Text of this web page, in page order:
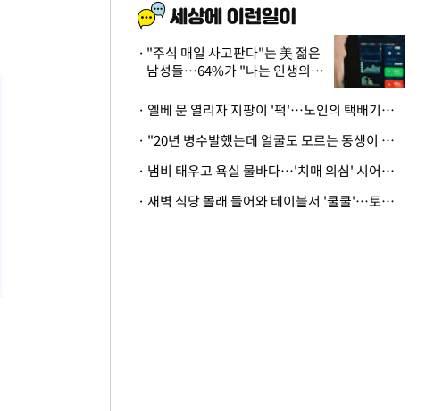
"주식 매일 사고판다"는 美 젊은
남성들…64%가 "나는 인생의
· 엘베 문 열리자 지팡이 '퍽'…노인의 택배기사 폭행 이유
· "20년 병수발했는데 얼굴도 모르는 동생이 유산 절반을"…배다른 형제 상속권 있을까
· 냄비 태우고 욕실 물바다…'치매 의심' 시어머니 검사 권유했다가 '날벼락'
· 새벽 식당 몰래 들어와 테이블서 '쿨쿨'…토사물 남기고 사라진 남성